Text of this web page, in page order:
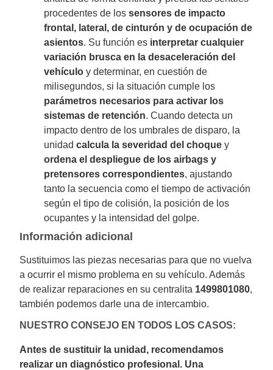
procedentes de lossensores de impacto
frontal, lateral, de cinturón y de ocupación de
asientos. Su función es interpretar cualquier
variación brusca en la desaceleración del
vehículo y determinar, en cuestión de
milisegundos, si la situación cumple los
parámetros necesarios para activar los
sistemas de retención. Cuando detecta un
impacto dentro de los umbrales de disparo, la
unidadcalcula la severidad del choque y
ordena el despliegue de los airbags y
pretensores correspondientes, ajustando
tanto la secuencia como el tiempo de activación
según el tipo de colisión, la posición de los
ocupantes y la intensidad del golpe.
Información adicional
Sustituimos las piezas necesarias para que no vuelva
a ocurrir el mismo problema en su vehículo. Además
de realizar reparaciones en su centralita 1499801080,
también podemos darle una de intercambio.
NUESTRO CONSEJO EN TODOS LOS CASOS:
Antes de sustituir la unidad, recomendamos
realizar un diagnóstico profesional. Una